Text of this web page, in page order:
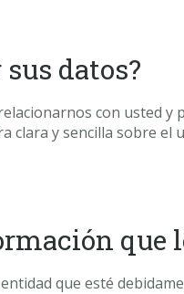
datos?
con usted
clara y sencilla sobre el
que
que esté